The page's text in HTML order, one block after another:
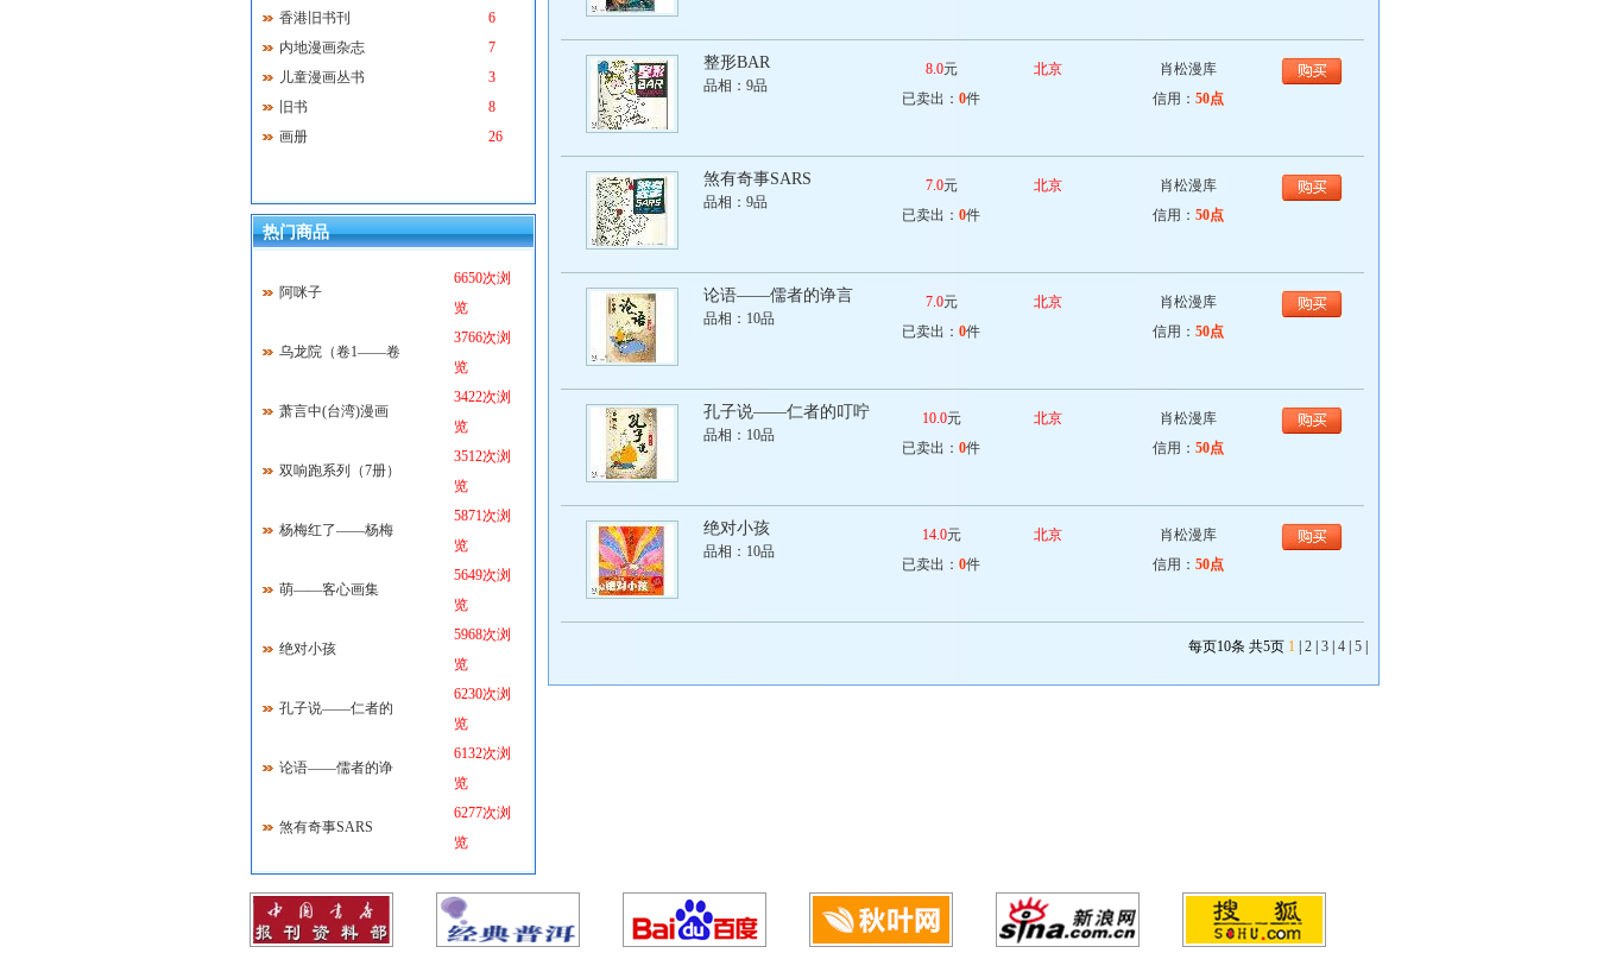
香港旧书刊
6
内地漫画杂志
7
儿童漫画丛书
3
旧书
8
画册
26
热门商品
阿咪子
6650次浏
览
乌龙院（卷1——卷
3766次浏
览
萧言中(台湾)漫画
3422次浏
览
双响跑系列（7册）
3512次浏
览
杨梅红了——杨梅
5871次浏
览
萌——客心画集
5649次浏
览
绝对小孩
5968次浏
览
孔子说——仁者的
6230次浏
览
论语——儒者的诤
6132次浏
览
煞有奇事SARS
6277次浏
览
整形BAR
品相： 9品
8.0元
已卖出： 0件
北京
肖松漫库
信用： 50点
煞有奇事SARS
品相： 9品
7.0元
已卖出： 0件
北京
肖松漫库
信用： 50点
论语——儒者的诤言
品相： 10品
7.0元
已卖出： 0件
北京
肖松漫库
信用： 50点
孔子说——仁者的叮咛
品相： 10品
10.0元
已卖出： 0件
北京
肖松漫库
信用： 50点
绝对小孩
品相： 10品
14.0元
已卖出： 0件
北京
肖松漫库
信用： 50点
每页10条 共5页 1 2 3 4 5